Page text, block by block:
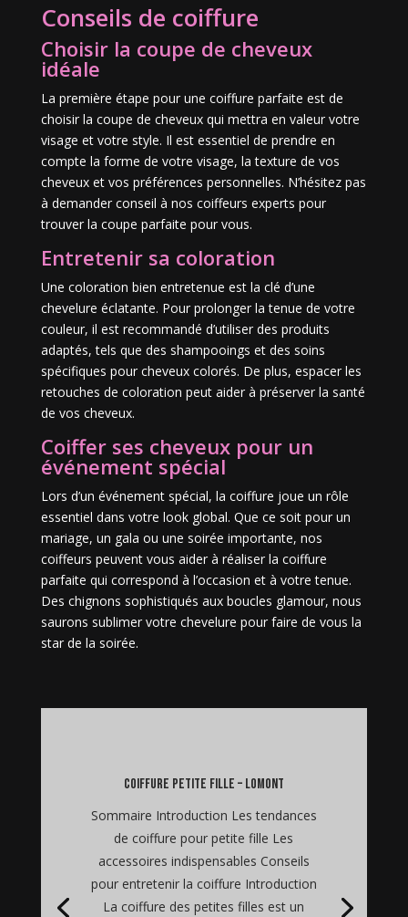
Conseils de coiffure
Choisir la coupe de cheveux
idéale
La première étape pour une coiffure parfaite est de
choisir la coupe de cheveux qui mettra en valeur votre
visage et votre style. Il est essentiel de prendre en
compte la forme de votre visage, la texture de vos
cheveux et vos préférences personnelles. N’hésitez pas
à demander conseil à nos coiffeurs experts pour
trouver la coupe parfaite pour vous.
Entretenir sa coloration
Une coloration bien entretenue est la clé d’une
chevelure éclatante. Pour prolonger la tenue de votre
couleur, il est recommandé d’utiliser des produits
adaptés, tels que des shampooings et des soins
spécifiques pour cheveux colorés. De plus, espacer les
retouches de coloration peut aider à préserver la santé
de vos cheveux.
Coiffer ses cheveux pour un
événement spécial
Lors d’un événement spécial, la coiffure joue un rôle
essentiel dans votre look global. Que ce soit pour un
mariage, un gala ou une soirée importante, nos
coiffeurs peuvent vous aider à réaliser la coiffure
parfaite qui correspond à l’occasion et à votre tenue.
Des chignons sophistiqués aux boucles glamour, nous
saurons sublimer votre chevelure pour faire de vous la
star de la soirée.
coiffure petite fille – Lomont
Sommaire Introduction Les tendances
de coiffure pour petite fille Les
accessoires indispensables Conseils
pour entretenir la coiffure Introduction
La coiffure des petites filles est un